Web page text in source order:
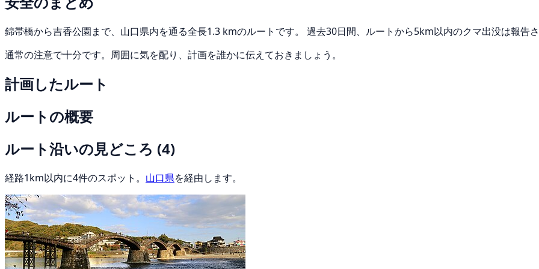
錦帯橋から吉香公園まで、山口県内を通る全長1.3 kmのルートです。 過去30日間、ルートから5km以内のクマ出没は報告さ
通常の注意で十分です。周囲に気を配り、計画を誰かに伝えておきましょう。
計画したルート
ルートの概要
ルート沿いの見どころ (4)
経路1km以内に4件のスポット。 山口県を経由します。